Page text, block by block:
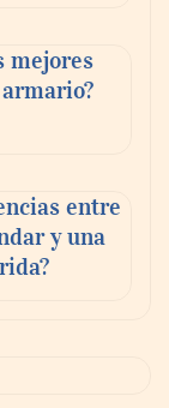
mejores
entre
y una